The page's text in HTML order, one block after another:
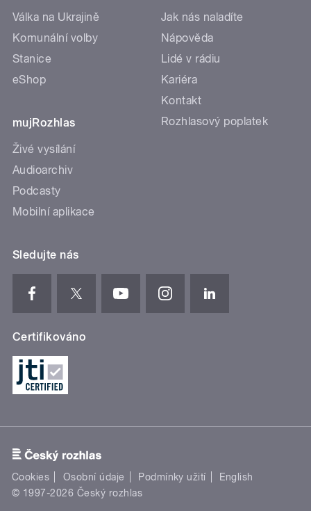
Válka na Ukrajině
Komunální volby
Stanice
eShop
mujRozhlas
Živé vysílání
Audioarchiv
Podcasty
Mobilní aplikace
Jak nás naladíte
Nápověda
Lidé v rádiu
Kariéra
Kontakt
Rozhlasový poplatek
Sledujte nás
Certifikováno
Cookies Osobní údaje Podmínky užití
English
© 1997-2026 Český rozhlas